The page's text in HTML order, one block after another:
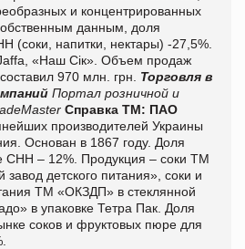
и концентрированных
данным, доля
(соки, напитки, нектары) -27,5%.
«Наш Сік». Объем продаж
970 млн. грн.
Торговля в
Портал розничной и
Справка ТМ: ПАО
производителей Украины
Основан в 1867 году. Доля
СНН – 12%. Продукция – соки ТМ
детского питания», соки и
ТМ «ОКЗДП» в стеклянной
в упаковке Тетра Пак. Доля
соков и фруктовых пюре для